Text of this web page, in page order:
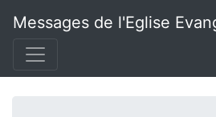
Messages de l'Eglise